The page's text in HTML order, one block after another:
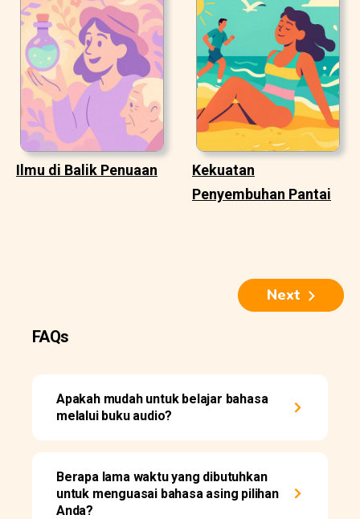
Ilmu di Balik Penuaan
Kekuatan
Penyembuhan Pantai
Next
FAQs
Apakah mudah untuk belajar bahasa
melalui buku audio?
Berapa lama waktu yang dibutuhkan
untuk menguasai bahasa asing pilihan
Anda?